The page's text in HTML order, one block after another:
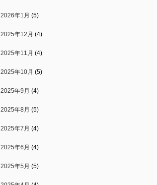
2026年1月 (5)
2025年12月 (4)
2025年11月 (4)
2025年10月 (5)
2025年9月 (4)
2025年8月 (5)
2025年7月 (4)
2025年6月 (4)
2025年5月 (5)